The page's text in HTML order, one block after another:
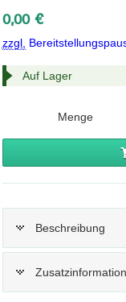
0,00 €
zzgl.
Auf Lager
Menge
Beschreibung
Zusatzinformation